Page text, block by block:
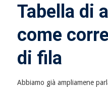
Tabella di
come
di fila
Abbiamo già ampliamene